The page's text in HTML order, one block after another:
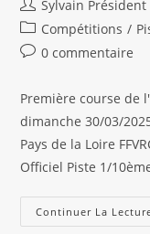
Auteur/autrice
de
la
publication :
Sylvain Président
Post
category:
Compétitions /
Commentaires
publication :
0 commentaire
Première course de
dimanche 30/03/
Pays de la Loire
Officiel Piste 1/
Continuer La